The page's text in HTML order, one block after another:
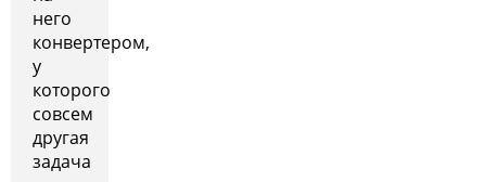
него
конвертером,
у
которого
совсем
другая
задача